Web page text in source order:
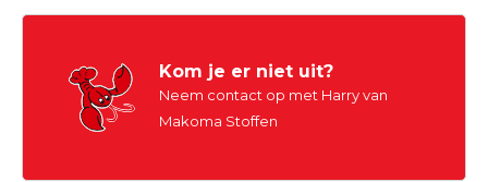
Kom je er niet uit?
Neem contact op met Harry van
Makoma Stoffen